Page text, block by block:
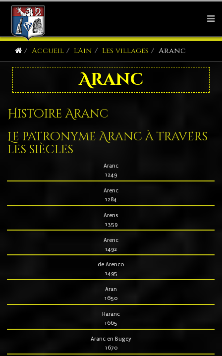
Accueil L'Ain Les villages Aranc
Aranc
Histoire Aranc
Le patronyme Aranc à travers
les siècles
Aranc
1249
Arenc
1284
Arens
1359
Arenc
1492
de Arenco
1495
Aran
1650
Haranc
1665
Aranc en Bugey
1670